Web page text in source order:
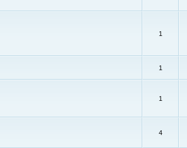
1
1
1
4